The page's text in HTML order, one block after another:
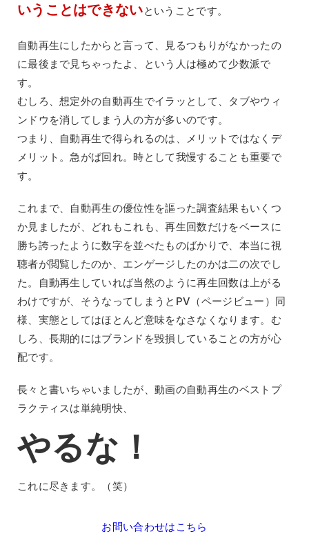
いうことはできないということです。
自動再生にしたからと言って、見るつもりがなかったの
に最後まで見ちゃったよ、という人は極めて少数派で
す。
むしろ、想定外の自動再生でイラッとして、タブやウィ
ンドウを消してしまう人の方が多いのです。
つまり、自動再生で得られるのは、メリットではなくデ
メリット。急がば回れ。時として我慢することも重要で
す。
これまで、自動再生の優位性を謳った調査結果もいくつ
か見ましたが、どれもこれも、再生回数だけをベースに
勝ち誇ったように数字を並べたものばかりで、本当に視
聴者が閲覧したのか、エンゲージしたのかは二の次でし
た。自動再生していれば当然のように再生回数は上がる
わけですが、そうなってしまうとPV（ページビュー）同
様、実態としてはほとんど意味をなさなくなります。む
しろ、長期的にはブランドを毀損していることの方が心
配です。
長々と書いちゃいましたが、動画の自動再生のベストプ
ラクティスは単純明快、
やるな！
これに尽きます。（笑）
お問い合わせはこちら